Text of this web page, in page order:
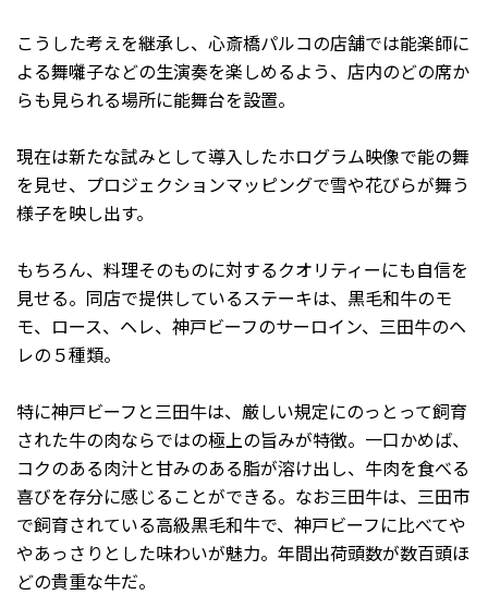
こうした考えを継承し、心斎橋パルコの店舗では能楽師に
よる舞囃子などの生演奏を楽しめるよう、店内のどの席か
らも見られる場所に能舞台を設置。
現在は新たな試みとして導入したホログラム映像で能の舞
を見せ、プロジェクションマッピングで雪や花びらが舞う
様子を映し出す。
もちろん、料理そのものに対するクオリティーにも自信を
見せる。同店で提供しているステーキは、黒毛和牛のモ
モ、ロース、ヘレ、神戸ビーフのサーロイン、三田牛のヘ
レの５種類。
特に神戸ビーフと三田牛は、厳しい規定にのっとって飼育
された牛の肉ならではの極上の旨みが特徴。一口かめば、
コクのある肉汁と甘みのある脂が溶け出し、牛肉を食べる
喜びを存分に感じることができる。なお三田牛は、三田市
で飼育されている高級黒毛和牛で、神戸ビーフに比べてや
やあっさりとした味わいが魅力。年間出荷頭数が数百頭ほ
どの貴重な牛だ。